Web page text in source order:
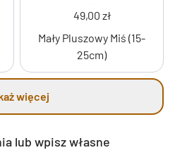
49,00 zł
Mały Pluszowy Miś (15-
25cm)
więcej
lub wpisz własne